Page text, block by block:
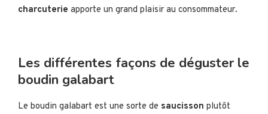
charcuterie apporte un grand plaisir au consommateur.
Les différentes façons de déguster le
boudin galabart
Le boudin galabart est une sorte de saucisson plutôt